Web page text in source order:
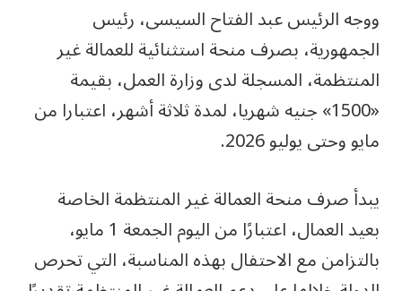
ووجه الرئيس عبد الفتاح السيسى، رئيس
الجمهورية، بصرف منحة استثنائية للعمالة غير
المنتظمة، المسجلة لدى وزارة العمل، بقيمة
«1500» جنيه شهريا، لمدة ثلاثة أشهر، اعتبارا من
مايو وحتى يوليو 2026.
يبدأ صرف منحة العمالة غير المنتظمة الخاصة
بعيد العمال، اعتبارًا من اليوم الجمعة 1 مايو،
بالتزامن مع الاحتفال بهذه المناسبة، التي تحرص